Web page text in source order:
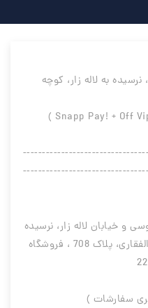
به لاله زار، کوچه
و خیابان لاله زار، نرسیده
به کوچه امیر سلیمانی، جنب پاساژ ذوالفقاری، پلاک 708 ، فروشگاه
سفارشات )